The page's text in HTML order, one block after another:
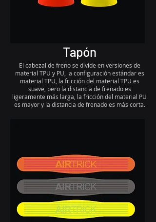
Tapón
El cabezal de freno se divide en versiones de
material TPU y PU, la configuración estándar es
material TPU, la fricción del material TPU es
suave, pero la distancia de frenado es
ligeramente más larga, la fricción del material PU
es mayor y la distancia de frenado es más corta.